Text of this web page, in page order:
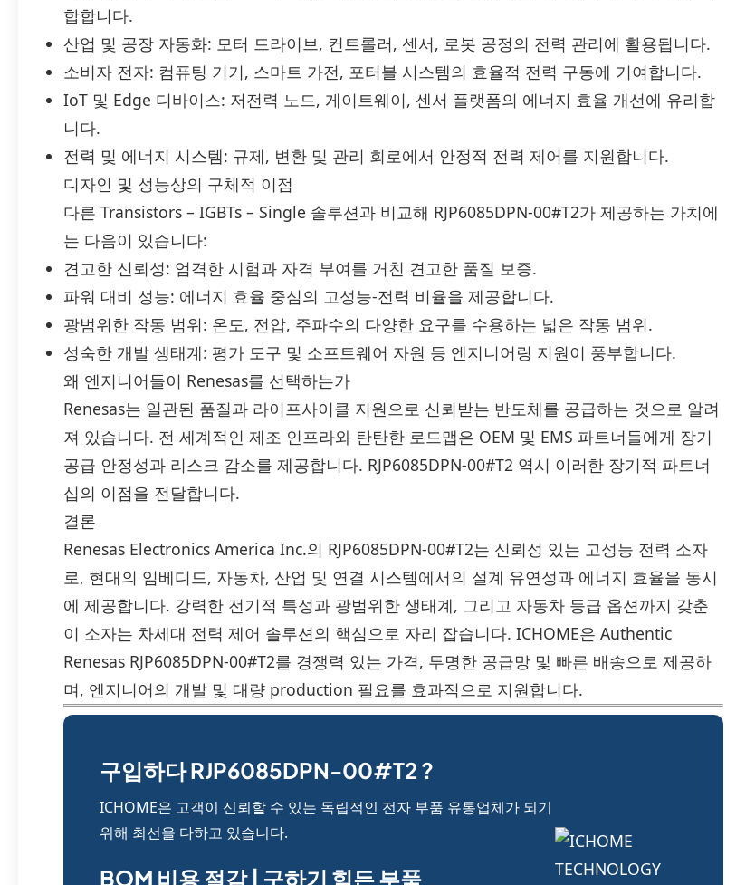
합합니다.
산업 및 공장 자동화: 모터 드라이브, 컨트롤러, 센서, 로봇 공정의 전력 관리에 활용됩니다.
소비자 전자: 컴퓨팅 기기, 스마트 가전, 포터블 시스템의 효율적 전력 구동에 기여합니다.
IoT 및 Edge 디바이스: 저전력 노드, 게이트웨이, 센서 플랫폼의 에너지 효율 개선에 유리합
니다.
전력 및 에너지 시스템: 규제, 변환 및 관리 회로에서 안정적 전력 제어를 지원합니다.
디자인 및 성능상의 구체적 이점
다른 Transistors – IGBTs – Single 솔루션과 비교해 RJP6085DPN-00#T2가 제공하는 가치에
는 다음이 있습니다:
견고한 신뢰성: 엄격한 시험과 자격 부여를 거친 견고한 품질 보증.
파워 대비 성능: 에너지 효율 중심의 고성능-전력 비율을 제공합니다.
광범위한 작동 범위: 온도, 전압, 주파수의 다양한 요구를 수용하는 넓은 작동 범위.
성숙한 개발 생태계: 평가 도구 및 소프트웨어 자원 등 엔지니어링 지원이 풍부합니다.
왜 엔지니어들이 Renesas를 선택하는가
Renesas는 일관된 품질과 라이프사이클 지원으로 신뢰받는 반도체를 공급하는 것으로 알려
져 있습니다. 전 세계적인 제조 인프라와 탄탄한 로드맵은 OEM 및 EMS 파트너들에게 장기
공급 안정성과 리스크 감소를 제공합니다. RJP6085DPN-00#T2 역시 이러한 장기적 파트너
십의 이점을 전달합니다.
결론
Renesas Electronics America Inc.의 RJP6085DPN-00#T2는 신뢰성 있는 고성능 전력 소자
로, 현대의 임베디드, 자동차, 산업 및 연결 시스템에서의 설계 유연성과 에너지 효율을 동시
에 제공합니다. 강력한 전기적 특성과 광범위한 생태계, 그리고 자동차 등급 옵션까지 갖춘
이 소자는 차세대 전력 제어 솔루션의 핵심으로 자리 잡습니다. ICHOME은 Authentic
Renesas RJP6085DPN-00#T2를 경쟁력 있는 가격, 투명한 공급망 및 빠른 배송으로 제공하
며, 엔지니어의 개발 및 대량 production 필요를 효과적으로 지원합니다.
구입하다 RJP6085DPN-00#T2 ?
ICHOME은 고객이 신뢰할 수 있는 독립적인 전자 부품 유통업체가 되기
위해 최선을 다하고 있습니다.
BOM 비용 절감 | 구하기 힘든 부품